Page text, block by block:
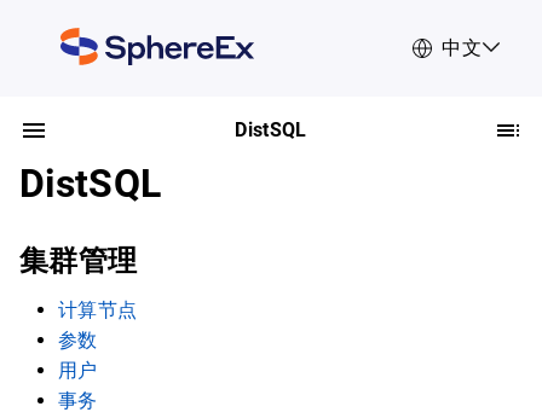
中文
DistSQL
DistSQL
集群管理
计算节点
参数
用户
事务